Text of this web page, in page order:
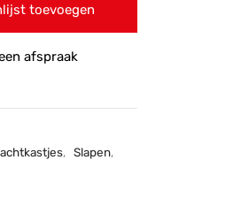
toevoegen
afspraak
, Slapen,